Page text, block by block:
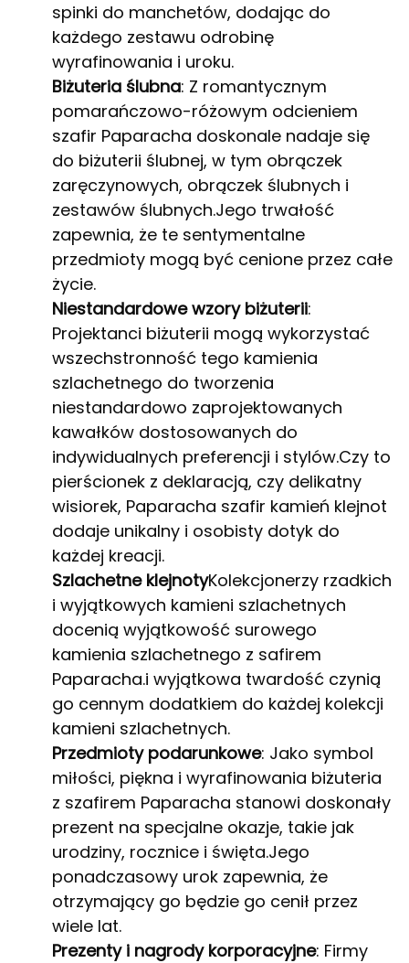
spinki do manchetów, dodając do
każdego zestawu odrobinę
wyrafinowania i uroku.
Biżuteria ślubna: Z romantycznym
pomarańczowo-różowym odcieniem
szafir Paparacha doskonale nadaje się
do biżuterii ślubnej, w tym obrączek
zaręczynowych, obrączek ślubnych i
zestawów ślubnych.Jego trwałość
zapewnia, że te sentymentalne
przedmioty mogą być cenione przez całe
życie.
Niestandardowe wzory biżuterii:
Projektanci biżuterii mogą wykorzystać
wszechstronność tego kamienia
szlachetnego do tworzenia
niestandardowo zaprojektowanych
kawałków dostosowanych do
indywidualnych preferencji i stylów.Czy to
pierścionek z deklaracją, czy delikatny
wisiorek, Paparacha szafir kamień klejnot
dodaje unikalny i osobisty dotyk do
każdej kreacji.
Szlachetne klejnotyKolekcjonerzy rzadkich
i wyjątkowych kamieni szlachetnych
docenią wyjątkowość surowego
kamienia szlachetnego z safirem
Paparacha.i wyjątkowa twardość czynią
go cennym dodatkiem do każdej kolekcji
kamieni szlachetnych.
Przedmioty podarunkowe: Jako symbol
miłości, piękna i wyrafinowania biżuteria
z szafirem Paparacha stanowi doskonały
prezent na specjalne okazje, takie jak
urodziny, rocznice i święta.Jego
ponadczasowy urok zapewnia, że
otrzymający go będzie go cenił przez
wiele lat.
Prezenty i nagrody korporacyjne: Firmy